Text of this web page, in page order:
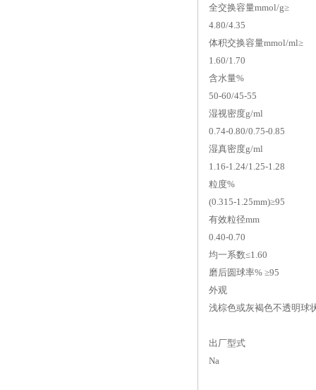
全交换容量mmol/g≥
4.80/4.35
体积交换容量mmol/ml≥
1.60/1.70
含水量%
50-60/45-55
湿视密度g/ml
0.74-0.80/0.75-0.85
湿真密度g/ml
1.16-1.24/1.25-1.28
粒度%
(0.315-1.25mm)≥95
有效粒径mm
0.40-0.70
均一系数≤1.60
磨后圆球率% ≥95
外观
浅棕色或灰褐色不透明球
出厂型式
Na